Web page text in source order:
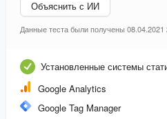
Объяснить с ИИ
Данные теста были получены 08.04.2021
Установленные системы
Google Analytics
Google Tag Manager